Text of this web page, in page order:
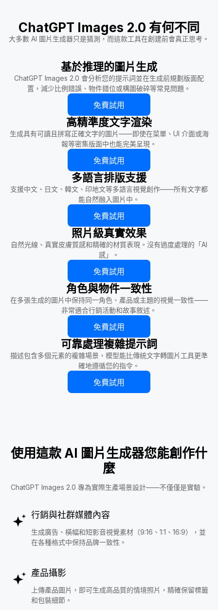
ChatGPT Images 2.0 有何不同
大多數 AI 圖片生成器只是猜測，而這款工具在創建前會真正思考。
基於推理的圖片生成
ChatGPT Images 2.0 會分析您的提示詞並在生成前規劃版面配
置，減少比例錯誤、物件錯位或構圖破碎等常見問題。
免費試用
高精準度文字渲染
生成具有可讀且拼寫正確文字的圖片——即使在菜單、UI 介面或海
報等密集版面中也能完美呈現。
免費試用
多語言排版支援
支援中文、日文、韓文、印地文等多語言視覺創作——所有文字都
能自然融入圖片中。
免費試用
照片級真實效果
自然光線、真實皮膚質感和精確的材質表現。沒有過度處理的「AI
感」。
免費試用
角色與物件一致性
在多張生成的圖片中保持同一角色、產品或主題的視覺一致性——
非常適合行銷活動和故事敘述。
免費試用
可靠處理複雜提示詞
描述包含多個元素的複雜場景，模型能比傳統文字轉圖片工具更準
確地遵循您的指令。
免費試用
使用這款 AI 圖片生成器您能創作什
麼
ChatGPT Images 2.0 專為實際生產場景設計——不僅僅是實驗。
行銷與社群媒體內容
生成廣告、橫幅和短影音視覺素材（9:16、1:1、16:9），並
在各種格式中保持品牌一致性。
產品攝影
上傳產品圖片，即可生成高品質的情境照片，精確保留標籤
和包裝細節。